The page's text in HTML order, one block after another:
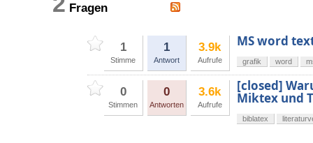
Fragen
1
Stimme
1
Antwort
3.9k
Aufrufe
MS word
grafik word
0
Stimmen
0
Antworten
3.6k
Aufrufe
[closed]
Miktex und
biblatex